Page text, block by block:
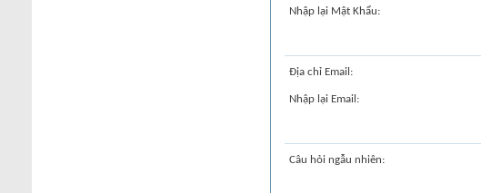
Nhập lại Mật Khẩu:
Địa chỉ Email:
Nhập lại Email:
Câu hỏi ngẫu nhiên: